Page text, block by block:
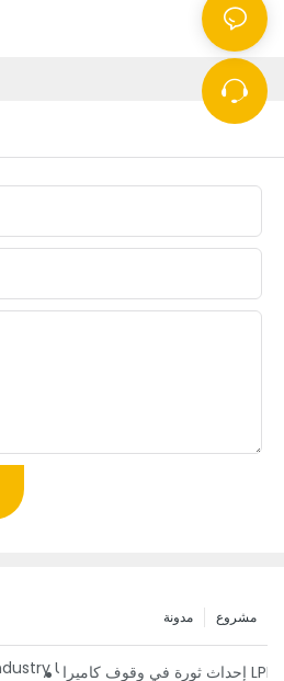
مشروع مدونة
Update for Third Quarter of